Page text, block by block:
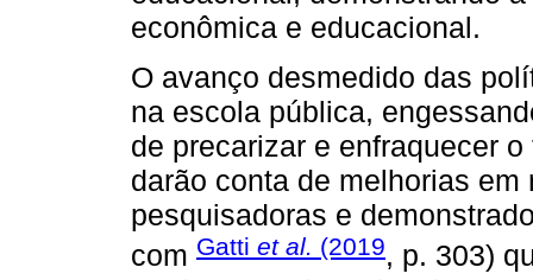
econômica e educacional.
O avanço desmedido das
na escola pública,
de precarizar e enfraquecer
darão conta de melhorias
pesquisadoras e
com Gatti et al. (2019, p. 303)